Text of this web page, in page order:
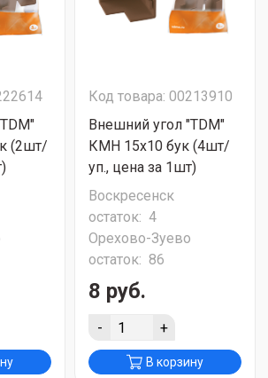
(2шт/
Код товара: 00213910
Внешний угол "TDM"
КМН 15х10 бук (4шт/
уп., цена за 1шт)
Воскресенск
остаток: 4
Орехово-Зуево
остаток: 86
8 руб.
- +
В корзину